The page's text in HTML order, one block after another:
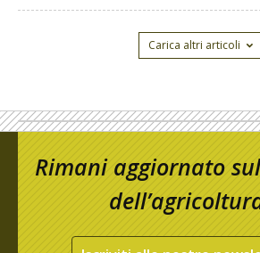
Carica altri articoli
Rimani aggiornato